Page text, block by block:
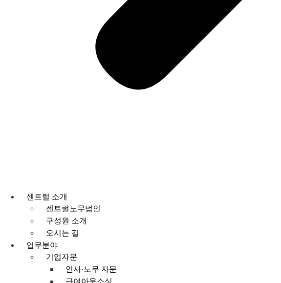
센트럴 소개
센트럴노무법인
구성원 소개
오시는 길
업무분야
기업자문
인사·노무 자문
급여아웃소싱